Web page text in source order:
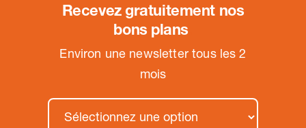
Recevez gratuitement nos
bons plans
Environ une newsletter tous les 2
mois